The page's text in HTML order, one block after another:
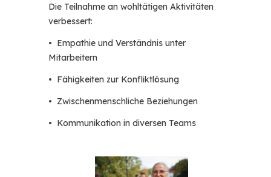
Die Teilnahme an wohltätigen Aktivitäten
verbessert:
• Empathie und Verständnis unter
Mitarbeitern
• Fähigkeiten zur Konfliktlösung
• Zwischenmenschliche Beziehungen
• Kommunikation in diversen Teams